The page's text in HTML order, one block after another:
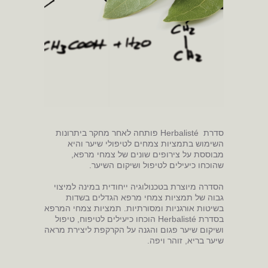
סדרת Herbalisté פותחה לאחר מחקר ביתרונות
השימוש בתמציות צמחים לטיפולי שיער והיא
מבוססת על צירופים שונים של צמחי מרפא,
שהוכחו כיעילים לטיפול ושיקום השיער.
הסדרה מיוצרת בטכנולוגיה ייחודית במינה למיצוי
גבוה של תמציות צמחי מרפא הגדלים בשדות
בשיטות אורגניות ומסורתיות. תמציות צמחי המרפא
בסדרת Herbalisté הוכחו כיעילים לטיפוח, טיפול
ושיקום שיער פגום והגנה על הקרקפת ליצירת מראה
שיער בריא, זוהר ויפה.